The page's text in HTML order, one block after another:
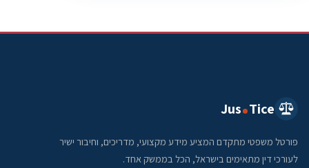
Jus Tice
פורטל משפטי מתקדם המציע מידע מקצועי, מדריכים, וחיבור ישיר
לעורכי דין מתאימים בישראל, הכל בממשק אחד.